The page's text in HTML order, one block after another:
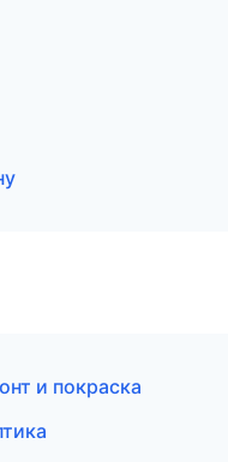
и покраска